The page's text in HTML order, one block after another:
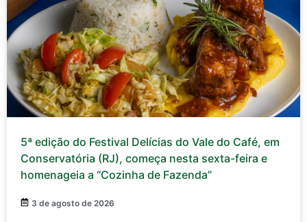
5ª edição do Festival Delícias do Vale do Café, em
Conservatória (RJ), começa nesta sexta-feira e
homenageia a “Cozinha de Fazenda”
3 de agosto de 2026